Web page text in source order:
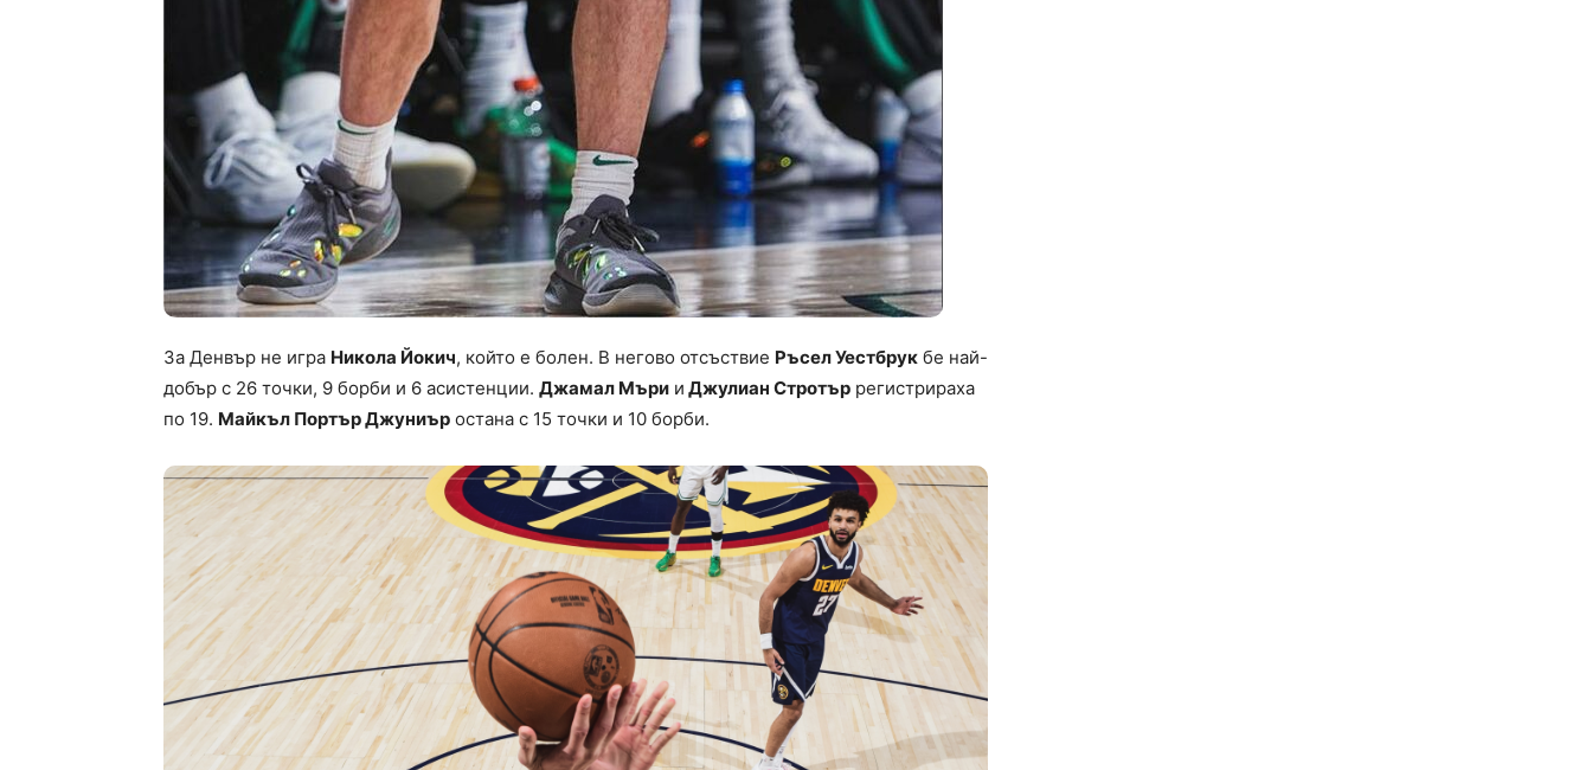
За Денвър не игра Никола Йокич, който е болен. В негово отсъствие Ръсел Уестбрук бе най-
добър с 26 точки, 9 борби и 6 асистенции. Джамал Мъри и Джулиан Стротър регистрираха
по 19. Майкъл Портър Джуниър остана с 15 точки и 10 борби.